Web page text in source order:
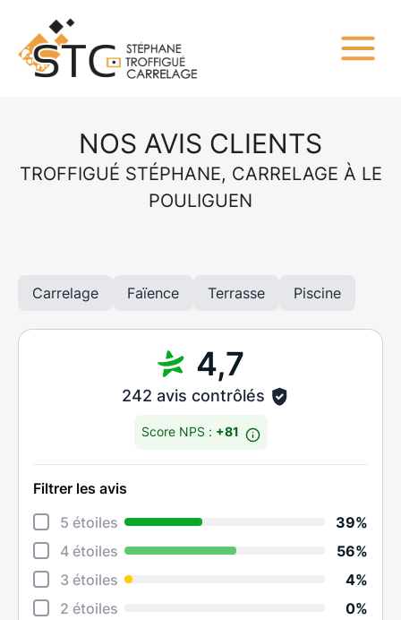
TROFFIGUÉ STÉPHANE, CARRELAGE À LE
POULIGUEN
NOS AVIS CLIENTS
Carrelage Faïence Terrasse Piscine
4,7
242 avis contrôlés
Score NPS : +81
Filtrer les avis
5 étoiles
39%
4 étoiles
56%
3 étoiles
4%
2 étoiles
0%